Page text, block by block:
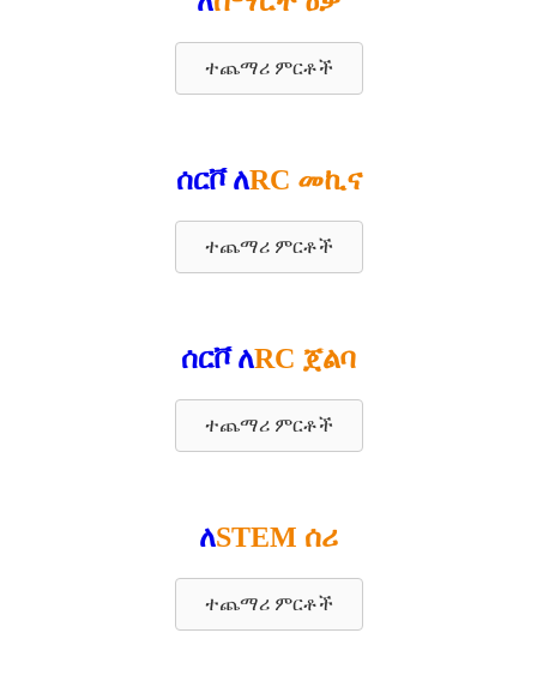
ተጨማሪ ምርቶች
ሰርቮ ለRC መኪና
ተጨማሪ ምርቶች
ሰርቮ ለRC ጀልባ
ተጨማሪ ምርቶች
ለSTEM ሰሪ
ተጨማሪ ምርቶች